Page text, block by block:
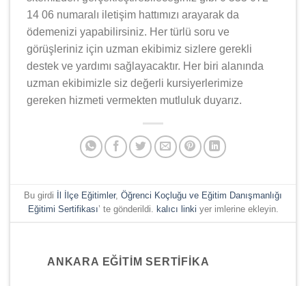
14 06 numaralı iletişim hattımızı arayarak da
ödemenizi yapabilirsiniz. Her türlü soru ve
görüşleriniz için uzman ekibimiz sizlere gerekli
destek ve yardımı sağlayacaktır. Her biri alanında
uzman ekibimizle siz değerli kursiyerlerimize
gereken hizmeti vermekten mutluluk duyarız.
Bu girdi İl İlçe Eğitimler, Öğrenci Koçluğu ve Eğitim Danışmanlığı
Eğitimi Sertifikası’ te gönderildi. kalıcı linki yer imlerine ekleyin.
ANKARA EĞITIM SERTIFIKA